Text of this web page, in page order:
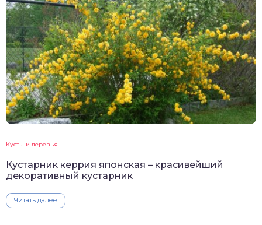
Кусты и деревья
Кустарник керрия японская – красивейший
декоративный кустарник
Читать далее